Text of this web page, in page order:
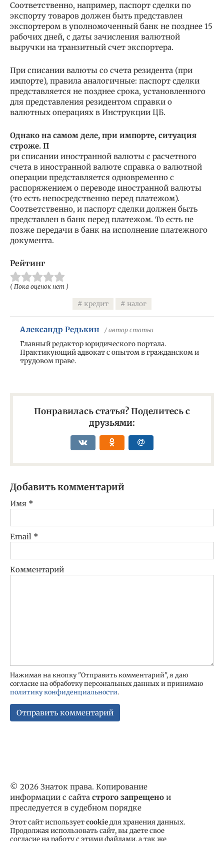
Соответственно, например, паспорт сделки по
экспорту товаров должен быть представлен
экспортером в уполномоченный банк не позднее 15
рабочих дней, с даты зачисления валютной
выручки на транзитный счет экспортера.
При списании валюты со счета резидента (при
импорте), правила аналогичные: паспорт сделки
представляется не позднее срока, установленного
для представления резидентом справки о
валютных операциях в Инструкции ЦБ.
Однако на самом деле, при импорте, ситуация
строже. П
ри списании иностранной валюты с расчетного
счета в иностранной валюте справка о валютной
операции представляется одновременно с
распоряжением о переводе иностранной валюты
(то есть непосредственно перед платежом).
Соответственно, и паспорт сделки должен быть
представлен в банк перед платежом. То есть не
позже передачи в банк на исполнение платежного
документа.
Рейтинг
( Пока оценок нет )
кредит налог
Александр Редькин / автор статьи
Главный редактор юридического портала.
Практикующий адвокат с опытом в гражданском и
трудовом праве.
Понравилась статья? Поделитесь с
друзьями:
Добавить комментарий
Имя *
Email *
Комментарий
Нажимая на кнопку "Отправить комментарий", я даю
согласие на обработку персональных данных и принимаю
политику конфиденциальности.
© 2026 Знаток права. Копирование
информации с сайта строго запрещено и
преследуется в судебном порядке
Этот сайт используетcookieдля хранения данных.
Продолжая использовать сайт, вы даете свое